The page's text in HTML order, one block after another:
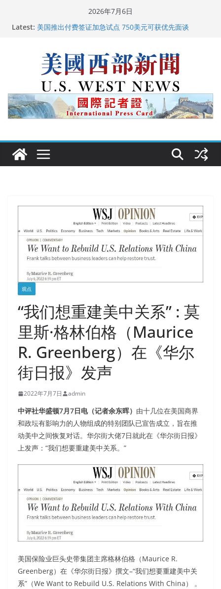
2026年7月6日
Latest:
广州市沉香协会会长周天明：让沉香有序走向世界
美国推出付费签证加急试点 750美元可获优先面谈
美国最高法院维持“出生公民权” : 出生在美国就是美国
人！
中国驻美国大使谢锋邀请美国老教师罗纳德·萨科尔斯基
再次访华
观点
“我们想重建美中关系” : 莫
里斯·格林伯格（Maurice
R. Greenberg）在《华尔
街日报》发声
2022年7月7日 admin
中评社华盛顿7月7日电（记者余东晖） 由十几位在美国商界
和政坛有影响力的人物组成的特别团队已宣告成立，旨在推
动美中之间恢复对话。华尔街大佬7日就此在《华尔街日报》
上发声：“我们想要重建美中关系。”
美国保险业巨头史带集团主席格林伯格（Maurice R.
Greenberg）在《华尔街日报》撰文–“我们想要重建美中关
系”（We Want to Rebuild U.S. Relations With China） 。